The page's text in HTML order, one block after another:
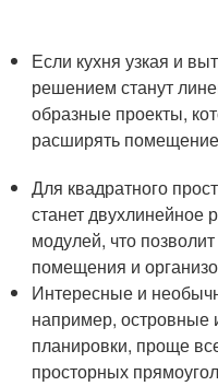
Если кухня узкая и
решением станут
образные проекты,
расширять
Для квадратного
станет двухлинейное
модулей, что
помещения и
Интересные и
например, островные
планировки, проще
просторных